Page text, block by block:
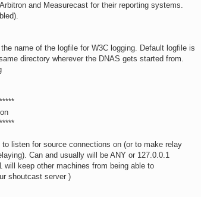
and Measurecast for their reporting systems.
name of the logfile for W3C logging. Default logfile is
directory wherever the DNAS gets started from.
listen for source connections on (or to make relay
Can and usually will be ANY or 127.0.0.1
will keep other machines from being able to
shoutcast server )